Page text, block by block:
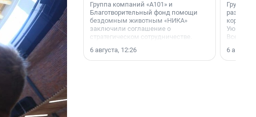
Группа компаний «А101» и
Благотворительный фонд помощи
бездомным животным «НИКА»
заключили соглашение о
стратегическом сотрудничестве.
6 августа, 12:26
Группа
корпуса
Уютный
6